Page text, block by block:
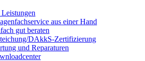
aus einer Hand
gut beraten
DAkkS-Zertifizierung
und Reparaturen